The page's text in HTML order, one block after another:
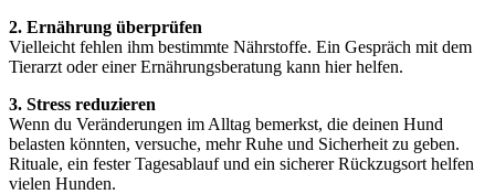
2. Ernährung überprüfen
Vielleicht fehlen ihm bestimmte Nährstoffe. Ein Gespräch mit dem
Tierarzt oder einer Ernährungsberatung kann hier helfen.
3. Stress reduzieren
Wenn du Veränderungen im Alltag bemerkst, die deinen Hund
belasten könnten, versuche, mehr Ruhe und Sicherheit zu geben.
Rituale, ein fester Tagesablauf und ein sicherer Rückzugsort helfen
vielen Hunden.